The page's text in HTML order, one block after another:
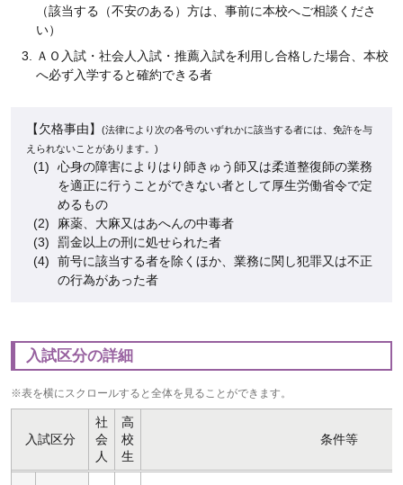
（該当する（不安のある）方は、事前に本校へご相談くださ
い）
ＡＯ入試・社会人入試・推薦入試を利用し合格した場合、本校
へ必ず入学すると確約できる者
【欠格事由】
(法律により次の各号のいずれかに該当する者には、免許を与
えられないことがあります。)
心身の障害によりはり師きゅう師又は柔道整復師の業務
を適正に行うことができない者として厚生労働省令で定
めるもの
麻薬、大麻又はあへんの中毒者
罰金以上の刑に処せられた者
前号に該当する者を除くほか、業務に関し犯罪又は不正
の行為があった者
入試区分の詳細
※表を横にスクロールすると全体を見ることができます。
入試区分
社
会
人
高
校
生
条件等